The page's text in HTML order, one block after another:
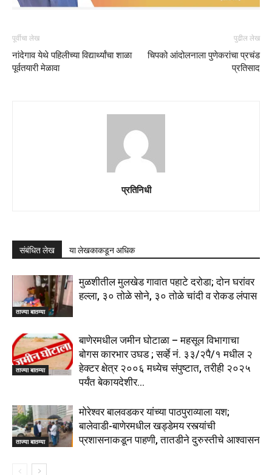
पूर्वीचा लेख
नांदेगाव येथे पहिलीच्या विद्यार्थ्यांचा शाळा
पूर्वतयारी मेळावा
पुढील लेख
चिपको आंदोलनाला पुणेकरांचा प्रचंड
प्रतिसाद
प्रतिनिधी
संबंधित लेख या लेखकाकडून अधिक
ताज्या बातम्या
मुळशीतील मुलखेड गावात पहाटे दरोडा; दोन घरांवर
हल्ला, ३० तोळे सोने, ३० तोळे चांदी व रोकड लंपास
ताज्या बातम्या
बाणेरमधील जमीन घोटाळा – महसूल विभागाचा
बोगस कारभार उघड ; सर्व्हे नं. ३३/२पै/१ मधील २
हेक्टर क्षेत्र २००६ मध्येच संपुष्टात, तरीही २०२५
पर्यंत बेकायदेशीर...
ताज्या बातम्या
मोरेश्वर बालवडकर यांच्या पाठपुराव्याला यश;
बालेवाडी-बाणेरमधील खड्डेमय रस्त्यांची
प्रशासनाकडून पाहणी, तातडीने दुरुस्तीचे आश्वासन